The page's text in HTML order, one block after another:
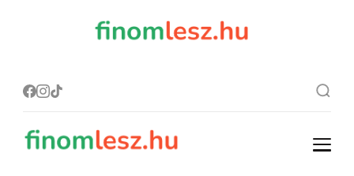
finomlesz.hu
Recept, ami finom lesz.